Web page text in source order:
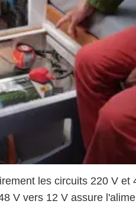
les circuits 220 V
V vers 12 V assure